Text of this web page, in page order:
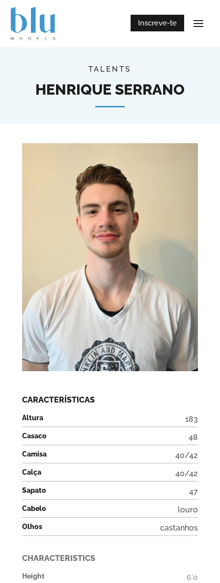
Inscreve-te
TALENTS
HENRIQUE SERRANO
CARACTERÍSTICAS
Altura 183
Casaco 48
Camisa 40/42
Calça 40/42
Sapato 47
Cabelo louro
Olhos castanhos
CHARACTERISTICS
Height 6’0